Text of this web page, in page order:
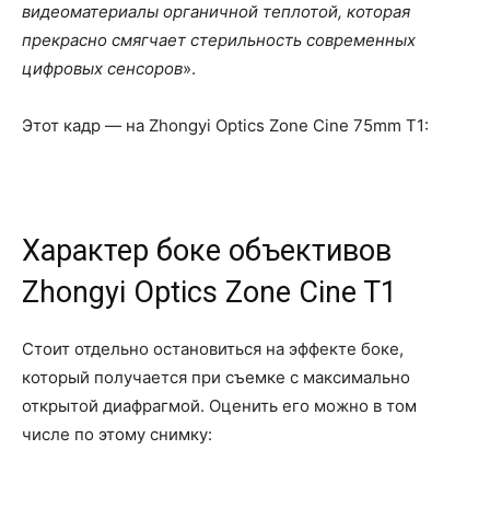
видеоматериалы органичной теплотой, которая
прекрасно смягчает стерильность современных
цифровых сенсоров».
Этот кадр — на Zhongyi Optics Zone Cine 75mm T1:
Характер боке объективов
Zhongyi Optics Zone Cine T1
Стоит отдельно остановиться на эффекте боке,
который получается при съемке с максимально
открытой диафрагмой. Оценить его можно в том
числе по этому снимку: